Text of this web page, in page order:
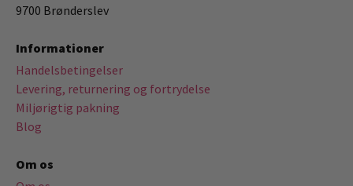
9700 Brønderslev
Informationer
Handelsbetingelser
Levering, returnering og fortrydelse
Miljørigtig pakning
Blog
Om os